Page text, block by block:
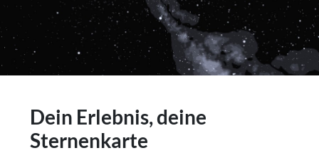
Dein Erlebnis, deine
Sternenkarte